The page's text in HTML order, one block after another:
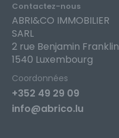
Contactez-nous
ABRI&CO IMMOBILIER
SARL
2 rue Benjamin Franklin
1540 Luxembourg
Coordonnées
+352 49 29 09
info@abrico.lu